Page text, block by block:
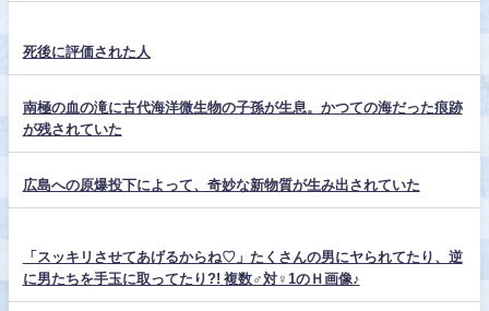
死後に評価された人
南極の血の滝に古代海洋微生物の子孫が生息。かつての海だった痕跡
が残されていた
広島への原爆投下によって、奇妙な新物質が生み出されていた
「スッキリさせてあげるからね♡」たくさんの男にヤられてたり、逆
に男たちを手玉に取ってたり?! 複数♂対♀1のＨ画像♪